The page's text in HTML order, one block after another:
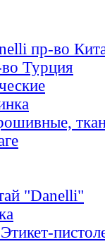
пр-во
Турция
"Danelli"